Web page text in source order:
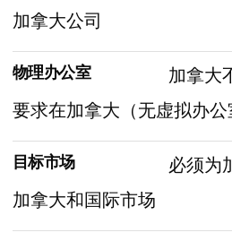
加拿大公司
物理办公室
要求在加拿大（无虚拟办公
加拿大
目标市场
加拿大和国际市场
必须为